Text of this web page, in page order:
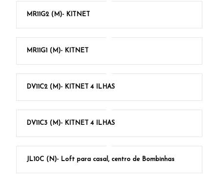
MR11G2 (M)- KITNET
MR11G1 (M)- KITNET
DV11C2 (M)- KITNET 4 ILHAS
DV11C3 (M)- KITNET 4 ILHAS
JL10C (N)- Loft para casal, centro de Bombinhas